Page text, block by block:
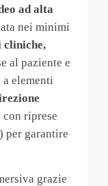
ad alta
nei minimi
cliniche,
al paziente e
a elementi
con riprese
per garantire
grazie